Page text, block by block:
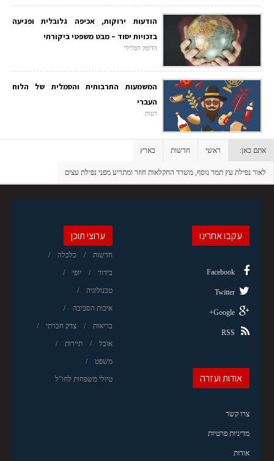
הודעות ירוקות, אכיפה גלובלית ופגיעה
בזכויות יסוד – מבט משפטי ביקורתי
הדופק הפלילי
המשמעות התרבותית והסמלית של הלוח
העברי
דעות
אתם כאן: ראשי חדשות בארץ
לאור נפילת עץ תמר נוסף, משרד החקלאות חוזר ומתריע מפני נפילת עצים
ערוצי תוכן
חדשות כלכלה
בידור יופי
טכנולוגיה
איכות הסביבה
בריאות צדק חברתי
אוכל תיירות
משפט
טיולי משפחות לחו"ל
עקבו אחרינו
Facebook
Twitter
Google+
RSS
אודות ועזרה
צרו קשר
מדיניות פרטיות
אודות